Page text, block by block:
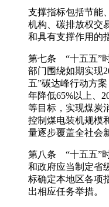
支撑指标包括节能
机构、碳排放权交
和具有支撑作用的
第七条 “十五五”
部门围绕如期实现
五”碳达峰行动方
年降低65%以上、
等目标，实现煤炭
控制煤电装机规模
量逐步覆盖全社会
第八条 “十五五”
和政府应当制定省
标确定本地区各项
出相应任务举措。